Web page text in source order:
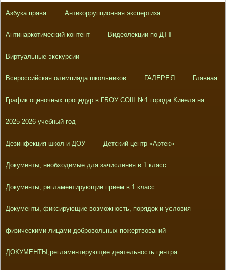
Азбука права Антикоррупционная экспертиза
Антинаркотический контент Видеолекции по ДТТ
Виртуальные экскурсии
Всероссийская олимпиада школьников ГАЛЕРЕЯ Главная
График оценочных процедур в ГБОУ СОШ №1 города Кинеля на
2025-2026 учебный год
Дезинфекция школ и ДОУ Детский центр «Артек»
Документы, необходимые для зачисления в 1 класс
Документы, регламентирующие прием в 1 класс
Документы, фиксирующие возможность, порядок и условия
физическими лицами добровольных пожертвований
ДОКУМЕНТЫ,регламентирующие деятельность центра